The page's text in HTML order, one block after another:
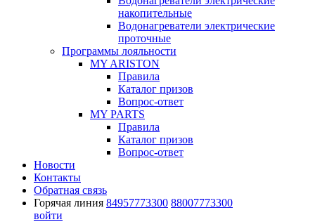
накопительные
Водонагреватели электрические
проточные
Программы лояльности
MY ARISTON
Правила
Каталог призов
Вопрос-ответ
MY PARTS
Правила
Каталог призов
Вопрос-ответ
Новости
Контакты
Обратная связь
Горячая линия 84957773300 88007773300
войти